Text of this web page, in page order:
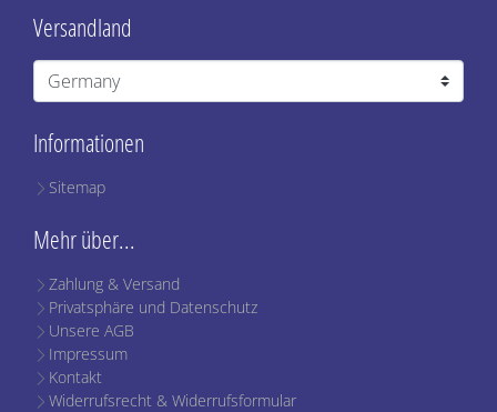
Informationen
Sitemap
Mehr über...
Zahlung & Versand
Privatsphäre und Datenschutz
Unsere AGB
Impressum
Kontakt
Widerrufsrecht & Widerrufsformular
Versandland